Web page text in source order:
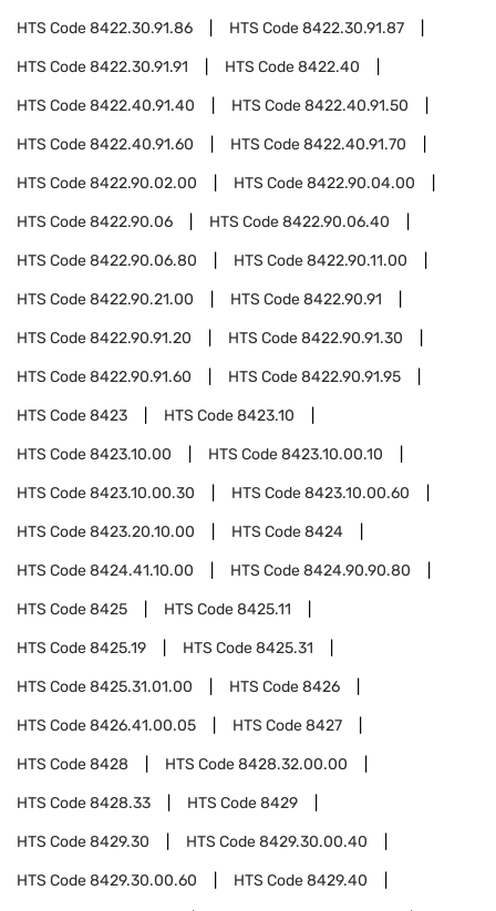
HTS Code8422.30.91.86 HTS Code8422.30.91.87
HTS Code8422.30.91.91 HTS Code8422.40
HTS Code8422.40.91.40 HTS Code8422.40.91.50
HTS Code8422.40.91.60 HTS Code8422.40.91.70
HTS Code8422.90.02.00 HTS Code8422.90.04.00
HTS Code8422.90.06 HTS Code8422.90.06.40
HTS Code8422.90.06.80 HTS Code8422.90.11.00
HTS Code8422.90.21.00 HTS Code8422.90.91
HTS Code8422.90.91.20 HTS Code8422.90.91.30
HTS Code8422.90.91.60 HTS Code8422.90.91.95
HTS Code8423 HTS Code8423.10
HTS Code8423.10.00 HTS Code8423.10.00.10
HTS Code8423.10.00.30 HTS Code8423.10.00.60
HTS Code8423.20.10.00 HTS Code8424
HTS Code8424.41.10.00 HTS Code8424.90.90.80
HTS Code8425 HTS Code8425.11
HTS Code8425.19 HTS Code8425.31
HTS Code8425.31.01.00 HTS Code8426
HTS Code8426.41.00.05 HTS Code8427
HTS Code8428 HTS Code8428.32.00.00
HTS Code8428.33 HTS Code8429
HTS Code8429.30 HTS Code8429.30.00.40
HTS Code8429.30.00.60 HTS Code8429.40